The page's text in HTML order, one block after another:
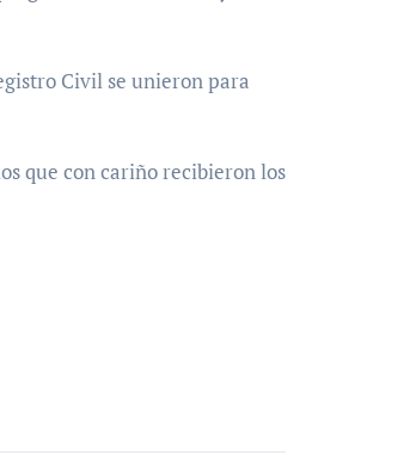
Civil se unieron para
que con cariño recibieron los